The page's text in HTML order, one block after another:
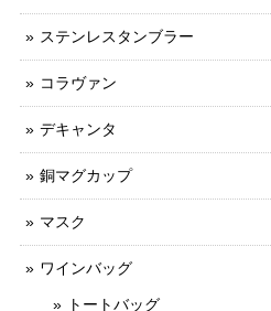
ステンレスタンブラー
コラヴァン
デキャンタ
銅マグカップ
マスク
ワインバッグ
トートバッグ